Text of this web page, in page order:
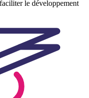
le développement